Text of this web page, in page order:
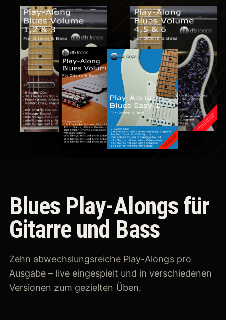
Blues Play-Alongs für
Gitarre und Bass
Zehn abwechslungsreiche Play-Alongs pro
Ausgabe – live eingespielt und in verschiedenen
Versionen zum gezielten Üben.